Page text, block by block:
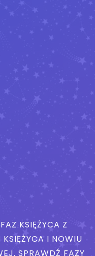
KSIĘŻYCA Z
I NOWIU
SPRAWDŹ FAZY